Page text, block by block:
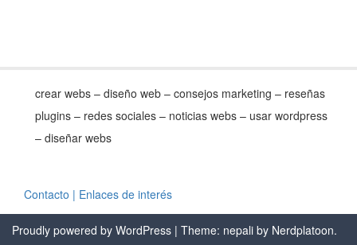
crear webs – diseño web – consejos marketing – reseñas
plugins – redes sociales – noticias webs – usar wordpress
– diseñar webs
Contacto | Enlaces de interés
Proudly powered by WordPress | Theme: nepali by Nerdplatoon.